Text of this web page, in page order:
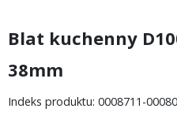
Blat kuchenny
38mm
Indeks produktu: 0008711-